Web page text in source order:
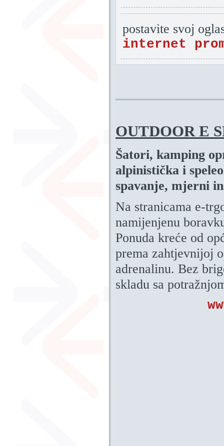
postavite svoj
internet
OUTDOOR E
Šatori, kamping
alpinistička i
spavanje, mjerni
Na stranicama e-
namijenjenu
Ponuda kreće od
prema zahtjevnijoj
adrenalinu. Bez
skladu sa